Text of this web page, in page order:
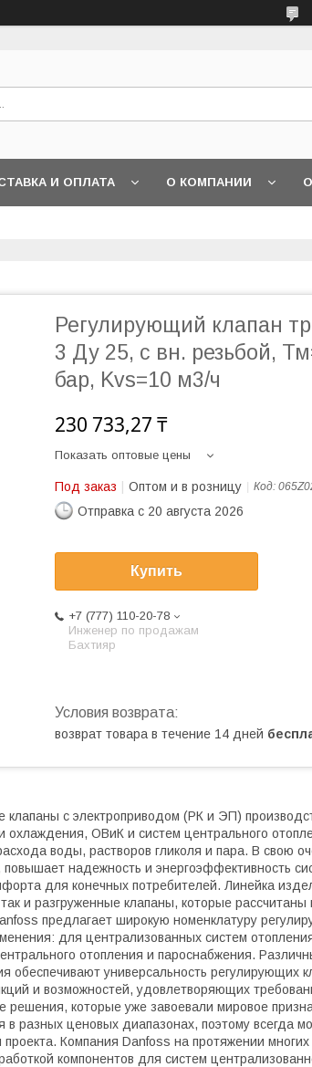
И ОПЛАТА О КОМПАНИИ
Регулирующий клапан
3 Ду 25, с вн. резьбой,
бар, Kvs=10 м3/ч
230 733,27 ₸
Показать оптовые цены
Под заказ Оптом и в розницу Код:
Отправка с 20 августа 2026
Купить
+7 (777) 110-20-78
Инженер по продажам
Бахтияр
возврат товара в течение 14 дней
с электроприводом (РК и ЭП)
охлаждения, ОВиК и систем центрального
воды, растворов гликоля и пара. В свою
надежность и энергоэффективность
для конечных потребителей. Линейка
и разгруженные клапаны, которые рассчитаны
предлагает широкую номенклатуру
для централизованных систем
отопления и пароснабжения.
обеспечивают универсальность регулирующих
и возможностей, удовлетворяющих
которые уже завоевали мировое
в разных ценовых диапазонах, поэтому всегда
Компания Danfoss на протяжении
компонентов для систем